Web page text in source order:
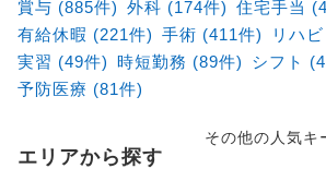
賞与 (885件) 外科 (174件) 住宅手当
有給休暇 (221件) 手術 (411件)
リハ
実習 (49件) 時短勤務 (89件)
シフト
予防医療 (81件)
その他の人気キ
エリアから探す